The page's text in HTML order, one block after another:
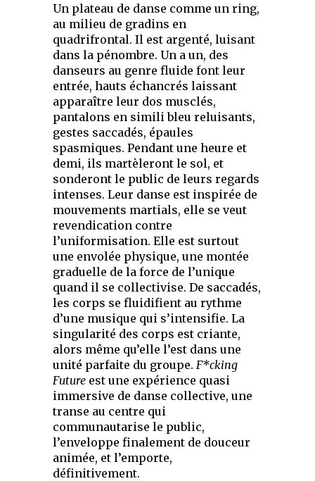
Un plateau de danse comme un ring,
au milieu de gradins en
quadrifrontal. Il est argenté, luisant
dans la pénombre. Un a un, des
danseurs au genre fluide font leur
entrée, hauts échancrés laissant
apparaître leur dos musclés,
pantalons en simili bleu reluisants,
gestes saccadés, épaules
spasmiques. Pendant une heure et
demi, ils martèleront le sol, et
sonderont le public de leurs regards
intenses. Leur danse est inspirée de
mouvements martials, elle se veut
revendication contre
l’uniformisation. Elle est surtout
une envolée physique, une montée
graduelle de la force de l’unique
quand il se collectivise. De saccadés,
les corps se fluidifient au rythme
d’une musique qui s’intensifie. La
singularité des corps est criante,
alors même qu’elle l’est dans une
unité parfaite du groupe. F*cking
Future est une expérience quasi
immersive de danse collective, une
transe au centre qui
communautarise le public,
l’enveloppe finalement de douceur
animée, et l’emporte,
définitivement.